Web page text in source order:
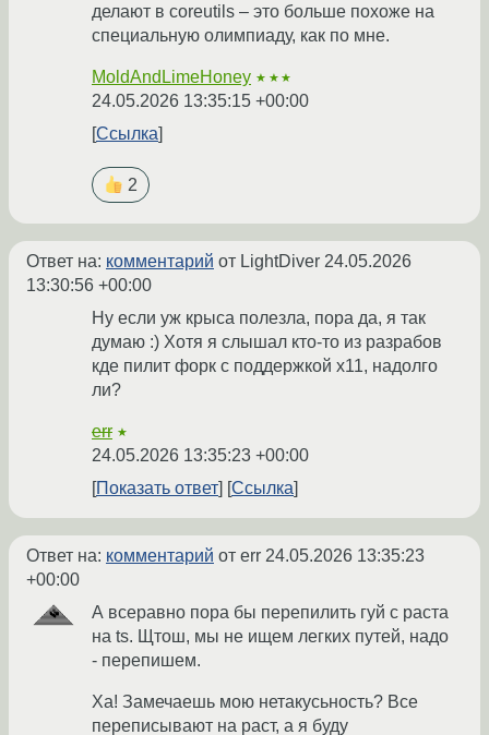
делают в coreutils – это больше похоже на
специальную олимпиаду, как по мне.
MoldAndLimeHoney ★★★
24.05.2026 13:35:15 +00:00
Ссылка
2
Ответ на: комментарий от LightDiver 24.05.2026
13:30:56 +00:00
Ну если уж крыса полезла, пора да, я так
думаю :) Хотя я слышал кто-то из разрабов
кде пилит форк с поддержкой x11, надолго
ли?
err ★
24.05.2026 13:35:23 +00:00
Показать ответ
Ссылка
Ответ на: комментарий от err 24.05.2026 13:35:23
+00:00
А всеравно пора бы перепилить гуй с раста
на ts. Щтош, мы не ищем легких путей, надо
- перепишем.
Ха! Замечаешь мою нетакусьность? Все
переписывают на раст, а я буду